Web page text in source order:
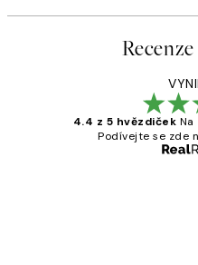
4.4 z 5 hvězdiček Na
Podívejte se zde